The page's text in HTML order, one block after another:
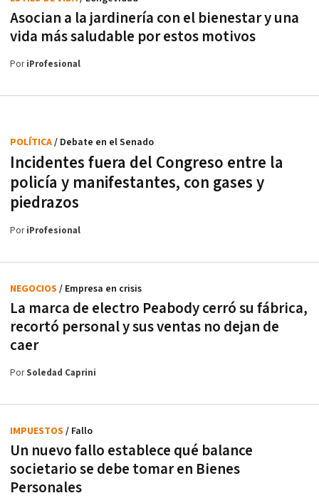
Asocian a la jardinería con el bienestar y una
vida más saludable por estos motivos
PoriProfesional
Incidentes fuera del Congreso entre la
policía y manifestantes, con gases y
piedrazos
POLÍTICA/ Debate en el Senado
PoriProfesional
La marca de electro Peabody cerró su fábrica,
recortó personal y sus ventas no dejan de
caer
NEGOCIOS / Empresa en crisis
PorSoledad Caprini
Un nuevo fallo establece qué balance
societario se debe tomar en Bienes
Personales
IMPUESTOS / Fallo